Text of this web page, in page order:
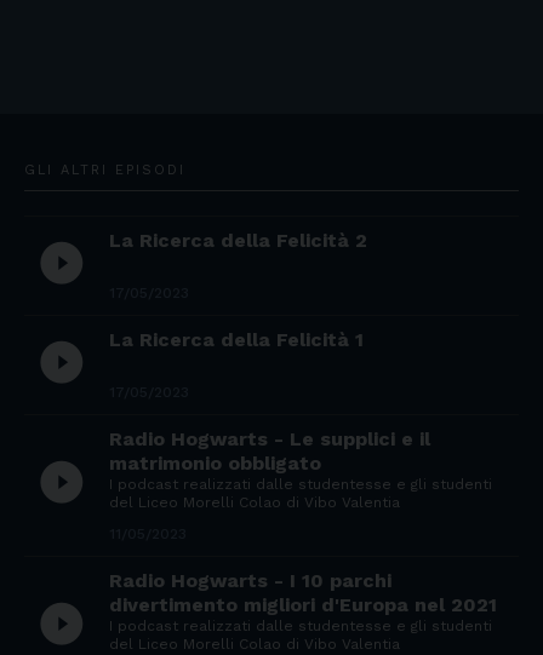
GLI ALTRI EPISODI
play_circle_filled La Ricerca della Felicità 2
play_circle_filled La Ricerca della Felicità 1
play_circle_filled
Radio Hogwarts - Le supplici e il
matrimonio obbligato
I podcast realizzati dalle studentesse e gli studenti
del Liceo Morelli Colao di Vibo Valentia
play_circle_filled
Radio Hogwarts - I 10 parchi
divertimento migliori d'Europa nel 2021
I podcast realizzati dalle studentesse e gli studenti
del Liceo Morelli Colao di Vibo Valentia